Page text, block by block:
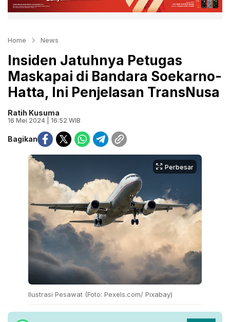
Home News
Insiden Jatuhnya Petugas
Maskapai di Bandara Soekarno-
Hatta, Ini Penjelasan TransNusa
Ratih Kusuma
16 Mei 2024 | 16:52 WIB
Bagikan
Perbesar
Ilustrasi Pesawat (Foto: Pexels.com/ Pixabay)